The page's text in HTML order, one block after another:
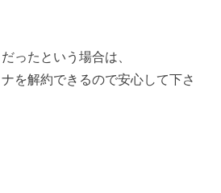
ったという場合は、
を解約できるので安心して下さ